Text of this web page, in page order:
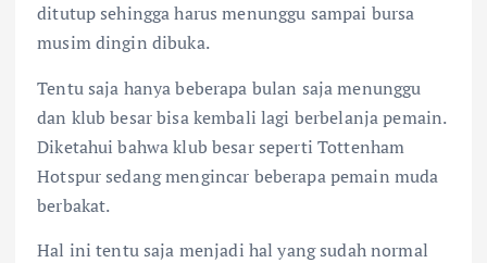
ditutup sehingga harus menunggu sampai bursa
musim dingin dibuka.
Tentu saja hanya beberapa bulan saja menunggu
dan klub besar bisa kembali lagi berbelanja pemain.
Diketahui bahwa klub besar seperti Tottenham
Hotspur sedang mengincar beberapa pemain muda
berbakat.
Hal ini tentu saja menjadi hal yang sudah normal